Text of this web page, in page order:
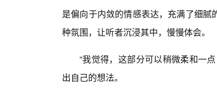
是偏向于内敛的情感表达，充满了细
种氛围，让听者沉浸其中，慢慢体会。
“我觉得，这部分可以稍微柔和一
出自己的想法。